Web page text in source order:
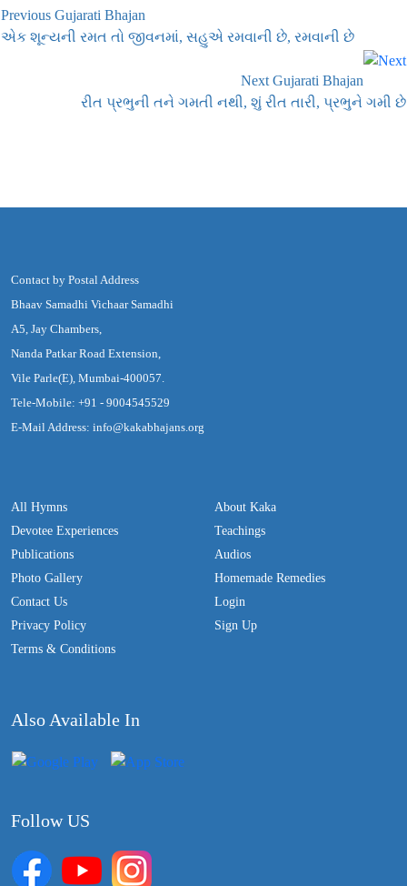
Previous Gujarati Bhajan
એક શૂન્યની રમત તો જીવનમાં, સહુએ રમવાની છે, રમવાની છે
Next Gujarati Bhajan
રીત પ્રભુની તને ગમતી નથી, શું રીત તારી, પ્રભુને ગમી છે
Contact by Postal Address
Bhaav Samadhi Vichaar Samadhi
A5, Jay Chambers,
Nanda Patkar Road Extension,
Vile Parle(E), Mumbai-400057.
Tele-Mobile: +91 - 9004545529
E-Mail Address: info@kakabhajans.org
All Hymns
Devotee Experiences
Publications
Photo Gallery
Contact Us
Privacy Policy
Terms & Conditions
About Kaka
Teachings
Audios
Homemade Remedies
Login
Sign Up
Also Available In
Follow US